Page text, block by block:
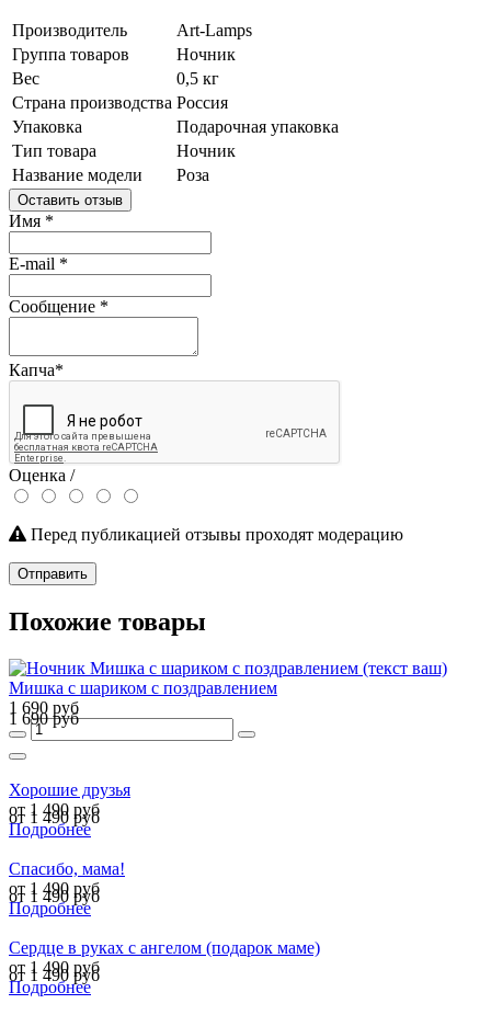
Производитель
Art-Lamps
Группа товаров
Ночник
Вес
0,5 кг
Страна производства Россия
Упаковка
Подарочная упаковка
Тип товара
Ночник
Название модели
Роза
Оставить отзыв
Имя *
E-mail *
Сообщение *
Капча*
Оценка /
Перед публикацией отзывы проходят модерацию
Отправить
Похожие товары
Мишка с шариком с поздравлением
1 690 руб
1 690 руб
Хорошие друзья
от 1 490 руб
от 1 490 руб
Подробнее
Спасибо, мама!
от 1 490 руб
от 1 490 руб
Подробнее
Сердце в руках с ангелом (подарок маме)
от 1 490 руб
от 1 490 руб
Подробнее